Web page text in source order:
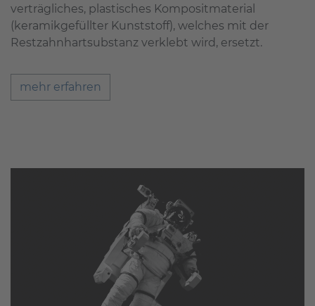
verträgliches, plastisches Kompositmaterial
(keramikgefüllter Kunststoff), welches mit der
Restzahnhartsubstanz verklebt wird, ersetzt.
mehr erfahren